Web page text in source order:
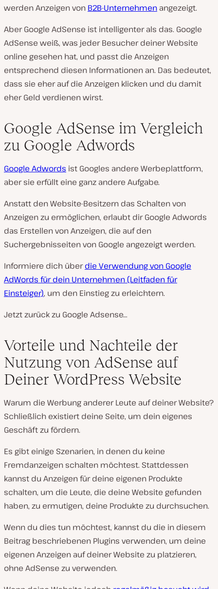
werden Anzeigen von B2B-Unternehmen angezeigt.
Aber Google AdSense ist intelligenter als das. Google
AdSense weiß, was jeder Besucher deiner Website
online gesehen hat, und passt die Anzeigen
entsprechend diesen Informationen an. Das bedeutet,
dass sie eher auf die Anzeigen klicken und du damit
eher Geld verdienen wirst.
Google AdSense im Vergleich
zu Google Adwords
Google Adwords ist Googles andere Werbeplattform,
aber sie erfüllt eine ganz andere Aufgabe.
Anstatt den Website-Besitzern das Schalten von
Anzeigen zu ermöglichen, erlaubt dir Google Adwords
das Erstellen von Anzeigen, die auf den
Suchergebnisseiten von Google angezeigt werden.
Informiere dich überdie Verwendung von Google
AdWords für dein Unternehmen (Leitfaden für
Einsteiger), um den Einstieg zu erleichtern.
Jetzt zurück zu Google Adsense…
Vorteile und Nachteile der
Nutzung von AdSense auf
Deiner WordPress Website
Warum die Werbung anderer Leute auf deiner Website?
Schließlich existiert deine Seite, um dein eigenes
Geschäft zu fördern.
Es gibt einige Szenarien, in denen du keine
Fremdanzeigen schalten möchtest. Stattdessen
kannst du Anzeigen für deine eigenen Produkte
schalten, um die Leute, die deine Website gefunden
haben, zu ermutigen, deine Produkte zu durchsuchen.
Wenn du dies tun möchtest, kannst du die in diesem
Beitrag beschriebenen Plugins verwenden, um deine
eigenen Anzeigen auf deiner Website zu platzieren,
ohne AdSense zu verwenden.